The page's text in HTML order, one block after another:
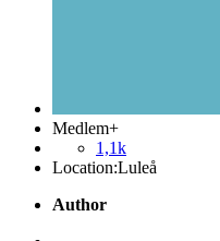
Medlem+
1,1k
Location:Luleå
Author